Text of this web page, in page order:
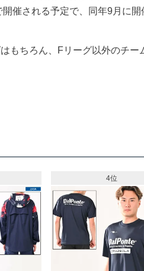
催される予定で、同年9月に
もちろん、Fリーグ以外のチ
4位